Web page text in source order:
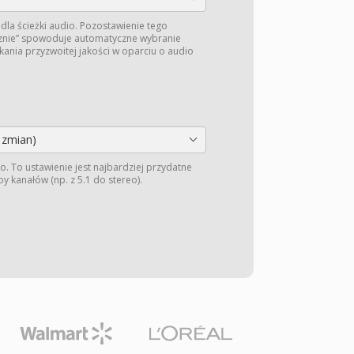
ścieżki audio. Pozostawienie tego
spowoduje automatyczne wybranie
przyzwoitej jakości w oparciu o audio
To ustawienie jest najbardziej przydatne
kanałów (np. z 5.1 do stereo).